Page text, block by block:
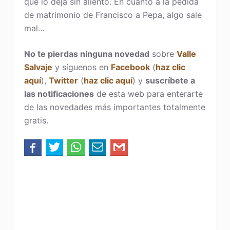
de matrimonio de Francisco a Pepa, algo sale
mal…
No te pierdas ninguna novedad sobre Valle
Salvaje y síguenos en Facebook(haz clic
aquí), Twitter(haz clic aquí) y suscríbete a
las notificacionesde esta web para enterarte
de las novedades más importantes totalmente
gratis.